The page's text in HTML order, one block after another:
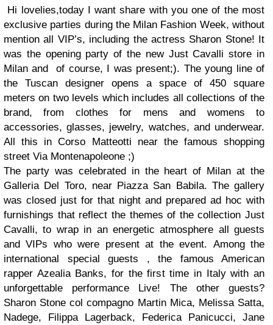
Hi lovelies,today I want share with you one of the most
exclusive parties during the Milan Fashion Week, without
mention all VIP’s, including the actress Sharon Stone! It
was the opening party of the new Just Cavalli store in
Milan and of course, I was present;). The young line of
the Tuscan designer opens a space of 450 square
meters on two levels which includes all collections of the
brand, from clothes for mens and womens to
accessories, glasses, jewelry, watches, and underwear.
All this in Corso Matteotti near the famous shopping
street Via Montenapoleone ;)
The party was celebrated in the heart of Milan at the
Galleria Del Toro, near Piazza San Babila. The gallery
was closed just for that night and prepared ad hoc with
furnishings that reflect the themes of the collection Just
Cavalli, to wrap in an energetic atmosphere all guests
and VIPs who were present at the event. Among the
international special guests , the famous American
rapper Azealia Banks, for the first time in Italy with an
unforgettable performance Live! The other guests?
Sharon Stone col compagno Martin Mica, Melissa Satta,
Nadege, Filippa Lagerback, Federica Panicucci, Jane